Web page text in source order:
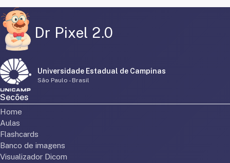
Dr Pixel 2.0
Universidade Estadual de Campinas
São Paulo - Brasil
Secões
Home
Aulas
Flashcards
Banco de imagens
Visualizador Dicom